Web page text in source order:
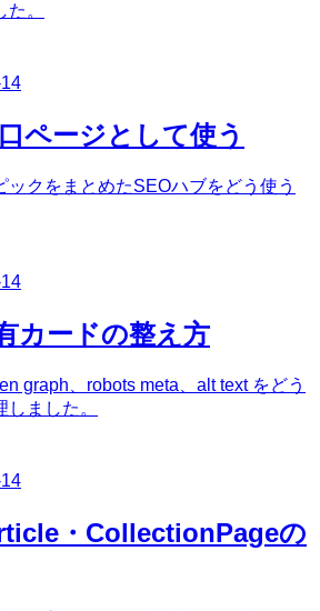
。
ページとして使う
ックをまとめたSEOハブをどう使う
カードの整え方
graph、robots meta、alt text をどう
ました。
・CollectionPageの